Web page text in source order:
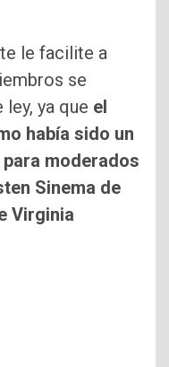
le facilite a
se
ya que el
había sido un
moderados
Sinema de
Virginia